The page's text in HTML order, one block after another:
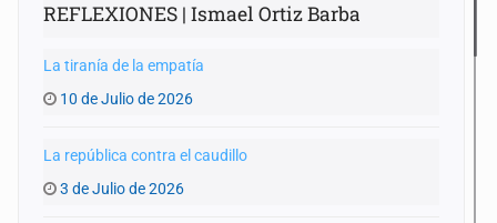
REFLEXIONES | Ismael Ortiz Barba
La tiranía de la empatía
10 de Julio de 2026
La república contra el caudillo
3 de Julio de 2026